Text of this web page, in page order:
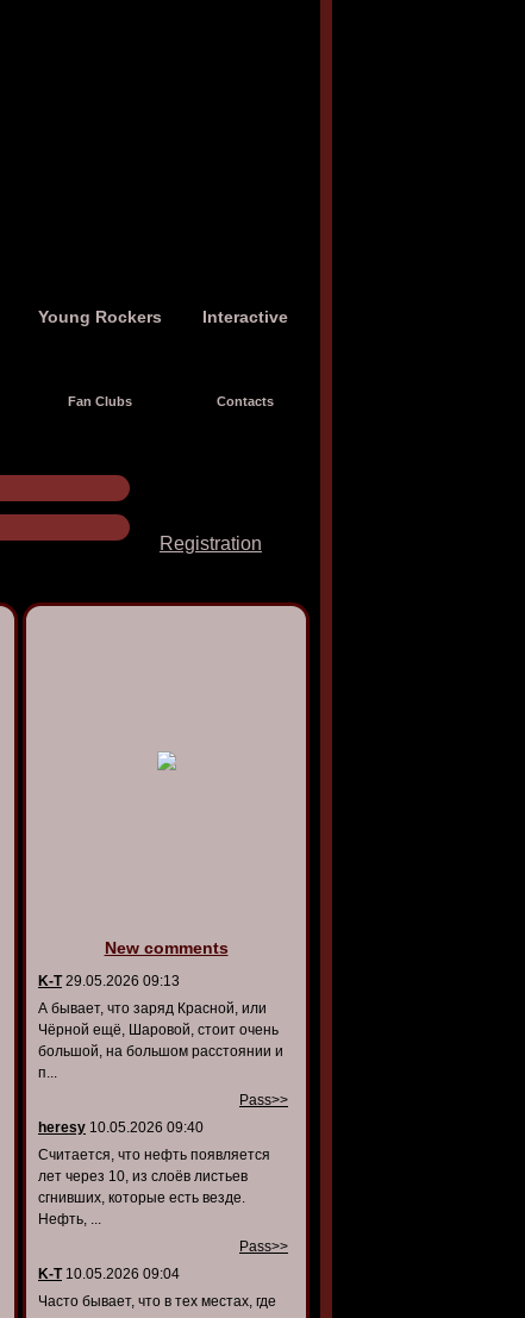
Young Rockers Interactive
Fan Clubs Contacts
Registration
New comments
K-T29.05.2026 09:13
А бывает, что заряд Красной, или
Чёрной ещё, Шаровой, стоит очень
большой, на большом расстоянии и
п...
Pass>>
heresy 10.05.2026 09:40
Считается, что нефть появляется
лет через 10, из слоёв листьев
сгнивших, которые есть везде.
Нефть, ...
Pass>>
K-T10.05.2026 09:04
Часто бывает, что в тех местах, где